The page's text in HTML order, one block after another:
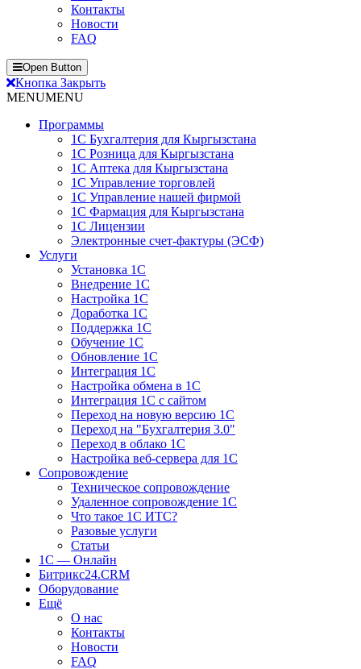
Контакты
Новости
FAQ
Open Button
Кнопка Закрыть
MENUMENU
Программы
1С Бухгалтерия для Кыргызстана
1С Розница для Кыргызстана
1С Аптека для Кыргызстана
1С Управление торговлей
1С Управление нашей фирмой
1С Фармация для Кыргызстана
1С Лицензии
Электронные счет-фактуры (ЭСФ)
Услуги
Установка 1С
Внедрение 1С
Настройка 1С
Доработка 1С
Поддержка 1С
Обучение 1С
Обновление 1С
Интеграция 1С
Настройка обмена в 1С
Интеграция 1С с сайтом
Переход на новую версию 1С
Переход на "Бухгалтерия 3.0"
Переход в облако 1С
Настройка веб-сервера для 1С
Сопровождение
Техническое сопровождение
Удаленное сопровождение 1С
Что такое 1С ИТС?
Разовые услуги
Статьи
1С — Онлайн
Битрикс24.CRM
Оборудование
Ещё
О нас
Контакты
Новости
FAQ